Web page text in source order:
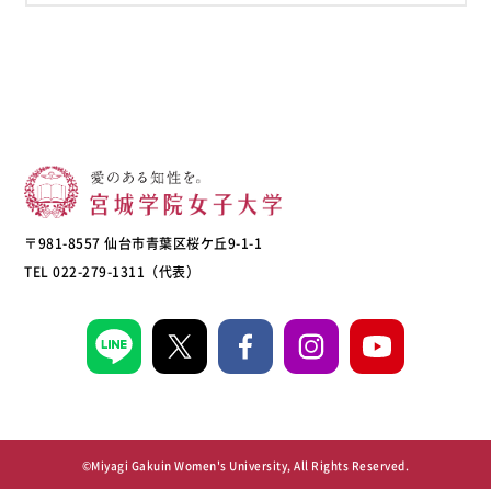
〒981-8557 仙台市青葉区桜ケ丘9-1-1
TEL 022-279-1311（代表）
©Miyagi Gakuin Women's University, All Rights Reserved.